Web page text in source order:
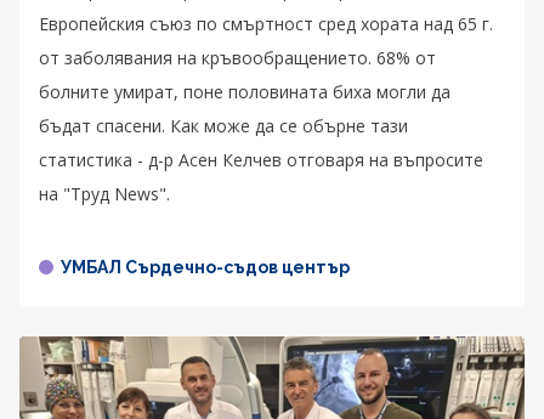
Европейския съюз по смъртност сред хората над 65 г.
от заболявания на кръвообращението. 68% от
болните умират, поне половината биха могли да
бъдат спасени. Как може да се обърне тази
статистика - д-р Асен Келчев отговаря на въпросите
на "Труд News".
УМБАЛ Сърдечно-съдов център